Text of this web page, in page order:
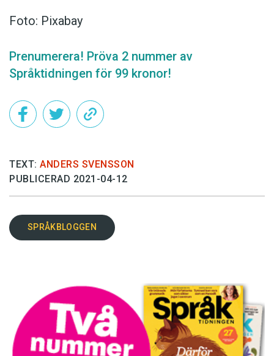
Foto: Pixabay
Prenumerera! Pröva 2 nummer av
Språktidningen för 99 kronor!
TEXT: ANDERS SVENSSON
PUBLICERAD 2021-04-12
SPRÅKBLOGGEN